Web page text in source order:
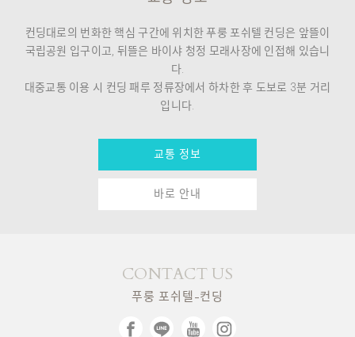
컨딩대로의 번화한 핵심 구간에 위치한 푸룽 포쉬텔 컨딩은 앞뜰이
국립공원 입구이고, 뒤뜰은 바이샤 청정 모래사장에 인접해 있습니
다.
대중교통 이용 시 컨딩 패루 정류장에서 하차한 후 도보로 3분 거리
입니다.
교통 정보
바로 안내
CONTACT US
푸룽 포쉬텔-컨딩